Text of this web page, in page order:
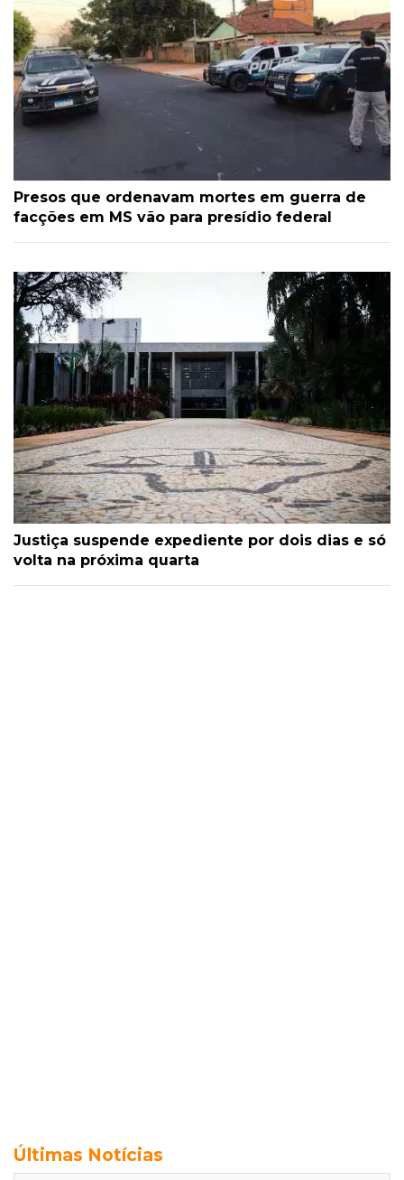
Presos que ordenavam mortes em guerra de
facções em MS vão para presídio federal
Justiça suspende expediente por dois dias e só
volta na próxima quarta
Últimas Notícias